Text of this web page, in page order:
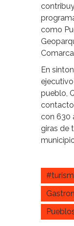
como
En
pueblo,
con 630
giras de